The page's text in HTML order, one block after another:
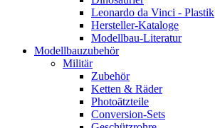
Leonardo da Vinci - Plastik
Hersteller-Kataloge
Modellbau-Literatur
Modellbauzubehör
Militär
Zubehör
Ketten & Räder
Photoätzteile
Conversion-Sets